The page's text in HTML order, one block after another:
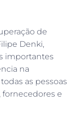
de
Denki,
importantes
na
as pessoas
fornecedores e